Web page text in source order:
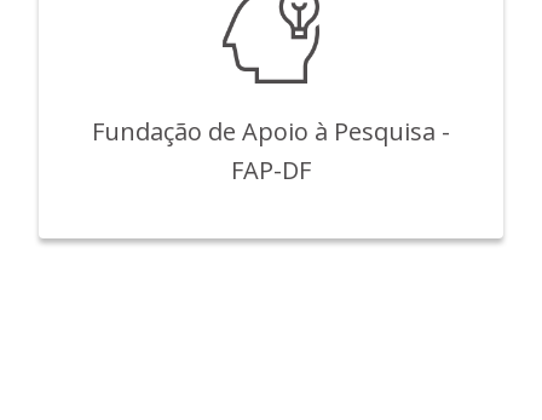
Fundação de Apoio à Pesquisa -
FAP-DF